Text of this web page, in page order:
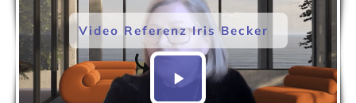
Video Referenz Iris Becker